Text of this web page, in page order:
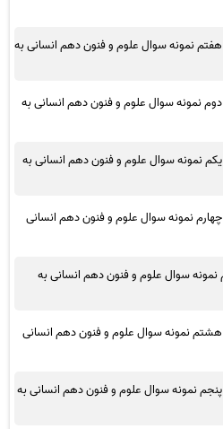
نمونه سوال علوم و فنون دهم انسانی به
نمونه سوال علوم و فنون دهم انسانی به
نمونه سوال علوم و فنون دهم انسانی به
نمونه سوال علوم و فنون دهم انسانی
نمونه سوال علوم و فنون دهم انسانی به
هشتم نمونه سوال علوم و فنون دهم انسانی
نمونه سوال علوم و فنون دهم انسانی به